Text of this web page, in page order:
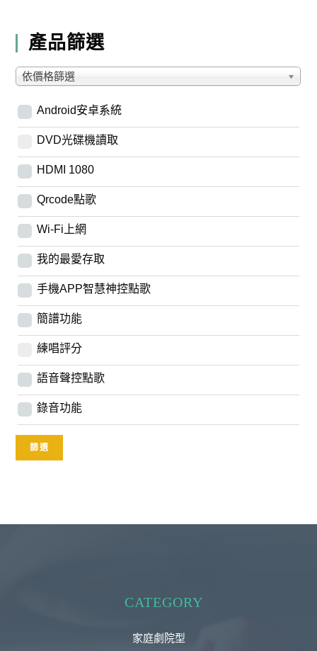
產品篩選
依價格篩選
Android安卓系統
DVD光碟機讀取
HDMI 1080
Qrcode點歌
Wi-Fi上網
我的最愛存取
手機APP智慧神控點歌
簡譜功能
練唱評分
語音聲控點歌
錄音功能
篩選
CATEGORY
家庭劇院型